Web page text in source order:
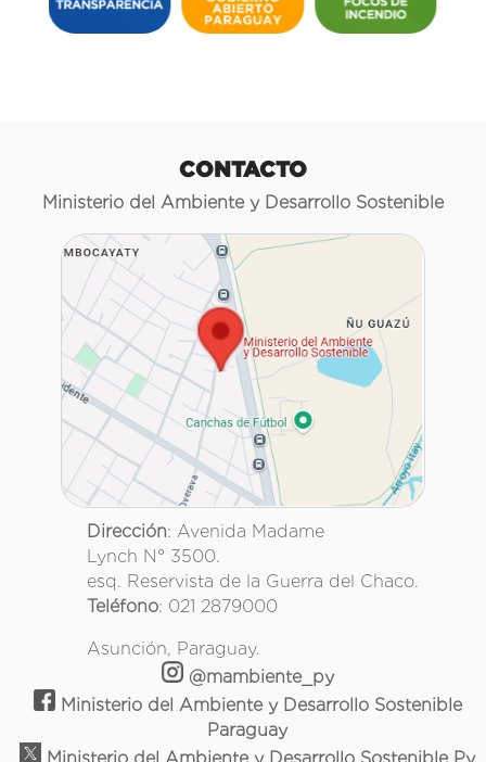
CONTACTO
Ministerio del Ambiente y Desarrollo Sostenible
Dirección: Avenida Madame
Lynch N° 3500.
esq. Reservista de la Guerra del Chaco.
Teléfono: 021 2879000
Asunción, Paraguay.
@mambiente_py
Ministerio del Ambiente y Desarrollo Sostenible
Paraguay